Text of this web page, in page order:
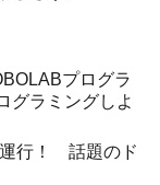
プログラ
グラミングしよ
運行！ 話題のド